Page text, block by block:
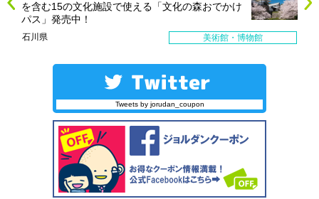
を含む15の文化施設で使える「文化の森おでかけ
パス」発売中！
石川県 美術館・博物館
Tweets by jorudan_coupon